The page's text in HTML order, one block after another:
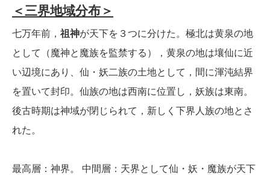
＜三界地域分布＞
七万年前， 祖神が天下を３つに分けた。極北は黄泉の地
として（魔神と魔族を監禁する），黄泉の地は壤仙に近
い辺境にあり、仙・妖二族の土地として，間に渾沌結界
を置いて封印。仙族の地は西南に位置し，妖族は東南。
後古時期は神域が閉じられて，新しく下界人族の地とさ
れた。
最高層：神界。 中間層：天界として仙・妖・魔族が天下